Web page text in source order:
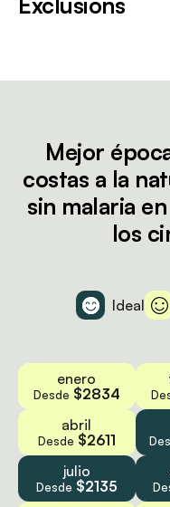
Mejor
costas a la
sin malaria
los
Ideal
enero
Desde $2834
abril
Desde $2611
julio
Desde $2135